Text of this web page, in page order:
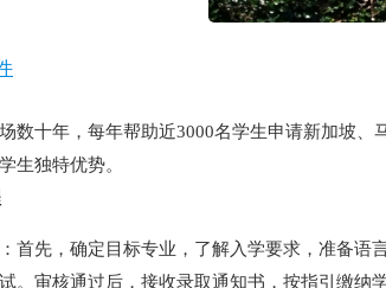
数十年，每年帮助近3000名学生申请新加坡
生独特优势。
首先，确定目标专业，了解入学要求，准备
。审核通过后，接收录取通知书，按指引缴纳